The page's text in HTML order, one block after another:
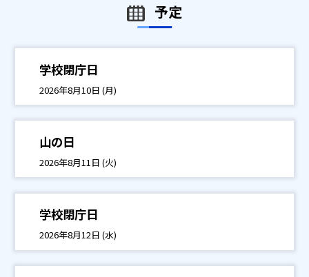
予定
学校閉庁日
2026年8月10日 (月)
山の日
2026年8月11日 (火)
学校閉庁日
2026年8月12日 (水)